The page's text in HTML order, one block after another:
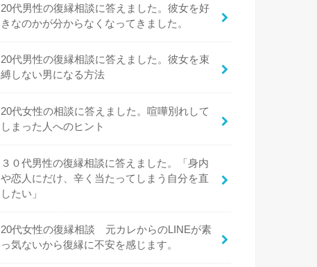
20代男性の復縁相談に答えました。彼女を好
きなのかが分からなくなってきました。
20代男性の復縁相談に答えました。彼女を束
縛しない男になる方法
20代女性の相談に答えました。喧嘩別れして
しまった人へのヒント
３０代男性の復縁相談に答えました。「身内
や恋人にだけ、辛く当たってしまう自分を直
したい」
20代女性の復縁相談 元カレからのLINEが素
っ気ないから復縁に不安を感じます。